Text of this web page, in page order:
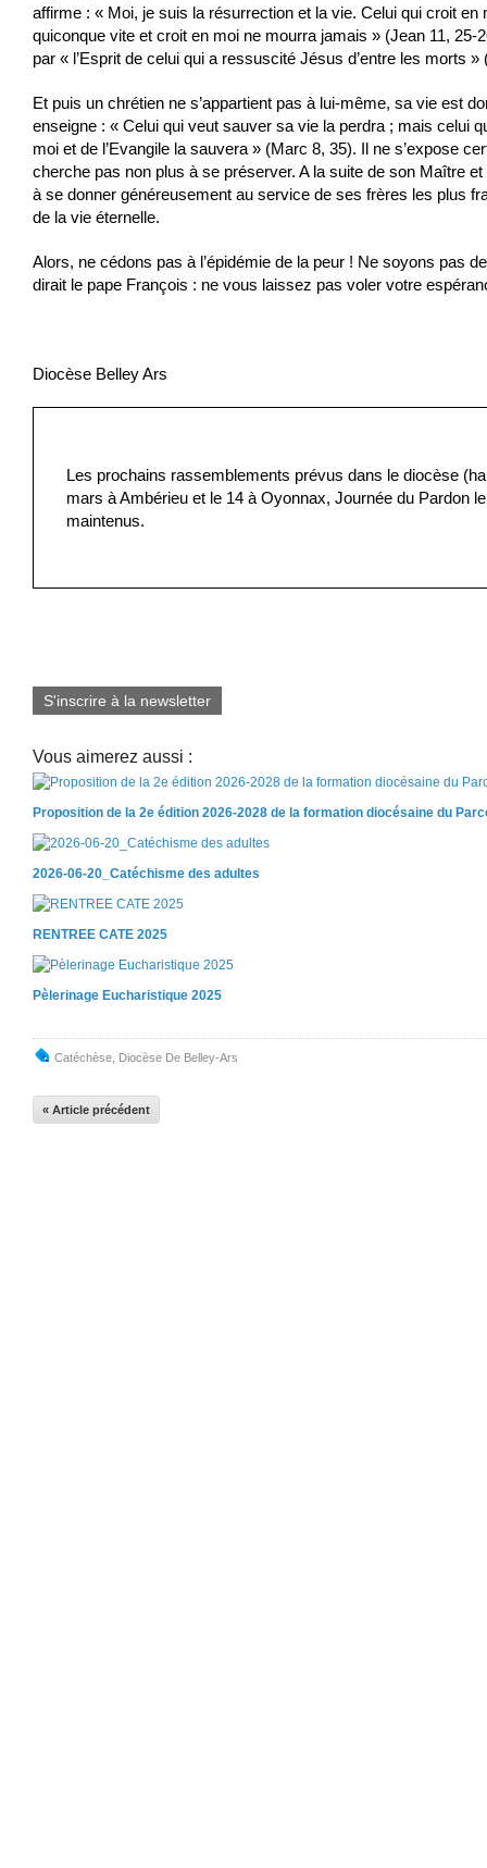
affirme : « Moi, je suis la résurrection et la vie. Celui qui croit en
quiconque vite et croit en moi ne mourra jamais » (Jean 11, 25-
par « l’Esprit de celui qui a ressuscité Jésus d’entre les morts »
Et puis un chrétien ne s’appartient pas à lui-même, sa vie est
enseigne : « Celui qui veut sauver sa vie la perdra ; mais celui
moi et de l’Evangile la sauvera » (Marc 8, 35). Il ne s’expose
cherche pas non plus à se préserver. A la suite de son Maître
à se donner généreusement au service de ses frères les plus
de la vie éternelle.
Alors, ne cédons pas à l’épidémie de la peur ! Ne soyons pas
dirait le pape François : ne vous laissez pas voler votre
Diocèse Belley Ars
Les prochains rassemblements prévus dans le diocèse
mars à Ambérieu et le 14 à Oyonnax, Journée du Pardon
maintenus.
S'inscrire à la newsletter
Vous aimerez aussi :
Proposition de la 2e édition 2026-2028 de la formation diocésaine du
2026-06-20_Catéchisme des adultes
RENTREE CATE 2025
Pèlerinage Eucharistique 2025
Catéchèse Diocèse De Belley-Ars
« Article précédent